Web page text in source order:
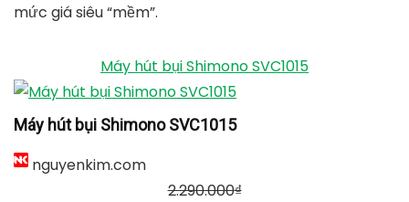
mức giá siêu “mềm”.
Máy hút bụi Shimono SVC1015
Máy hút bụi Shimono SVC1015
nguyenkim.com
2.290.000₫